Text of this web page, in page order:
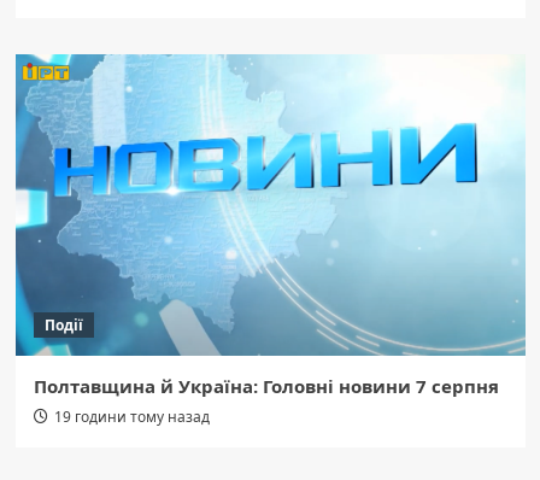
Події
Полтавщина й Україна: Головні новини 7 серпня
19 години тому назад